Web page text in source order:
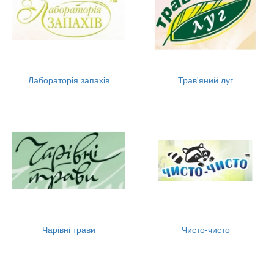
Лабораторія запахів Трав'яний луг
Чарівні трави Чисто-чисто